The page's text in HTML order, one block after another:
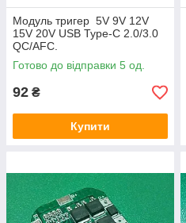
Модуль тригер 5V 9V 12V
15V 20V USB Type-C 2.0/3.0
QC/AFC.
Готово до відправки 5 од.
92 ₴
Купити